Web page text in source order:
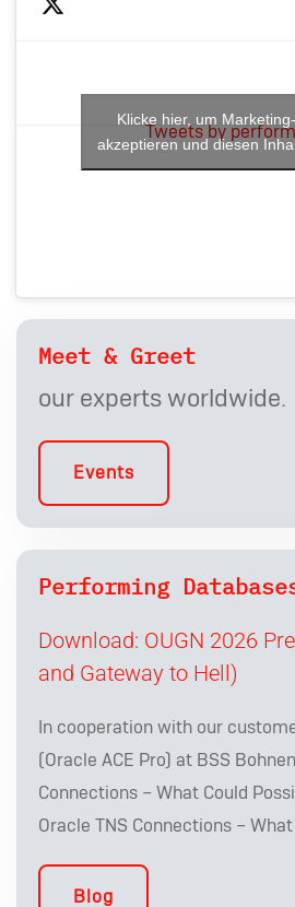
Tweets by
Klicke hier, um
akzeptieren und diesen
Meet & Greet
our experts worldwide.
Events
Performing
Download: OUGN 2026
and Gateway to Hell)
In cooperation with our
(Oracle ACE Pro) at BSS
Connections – What Could
Oracle TNS Connections –
Blog